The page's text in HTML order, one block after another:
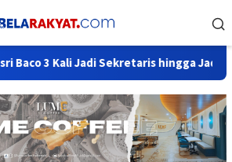
Jadi Sekretaris hingga Jadi Elite Beringin